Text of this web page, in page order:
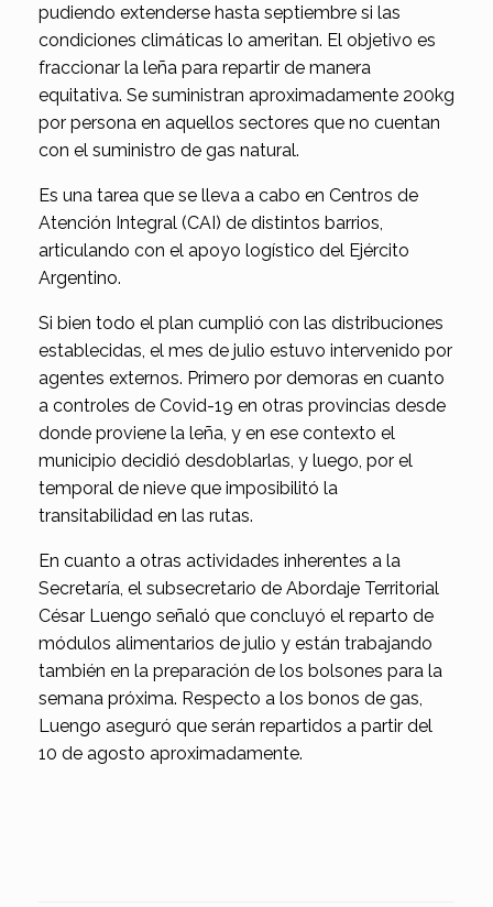
pudiendo extenderse hasta septiembre si las
condiciones climáticas lo ameritan. El objetivo es
fraccionar la leña para repartir de manera
equitativa. Se suministran aproximadamente 200kg
por persona en aquellos sectores que no cuentan
con el suministro de gas natural.
Es una tarea que se lleva a cabo en Centros de
Atención Integral (CAI) de distintos barrios,
articulando con el apoyo logístico del Ejército
Argentino.
Si bien todo el plan cumplió con las distribuciones
establecidas, el mes de julio estuvo intervenido por
agentes externos. Primero por demoras en cuanto
a controles de Covid-19 en otras provincias desde
donde proviene la leña, y en ese contexto el
municipio decidió desdoblarlas, y luego, por el
temporal de nieve que imposibilitó la
transitabilidad en las rutas.
En cuanto a otras actividades inherentes a la
Secretaría, el subsecretario de Abordaje Territorial
César Luengo señaló que concluyó el reparto de
módulos alimentarios de julio y están trabajando
también en la preparación de los bolsones para la
semana próxima. Respecto a los bonos de gas,
Luengo aseguró que serán repartidos a partir del
10 de agosto aproximadamente.